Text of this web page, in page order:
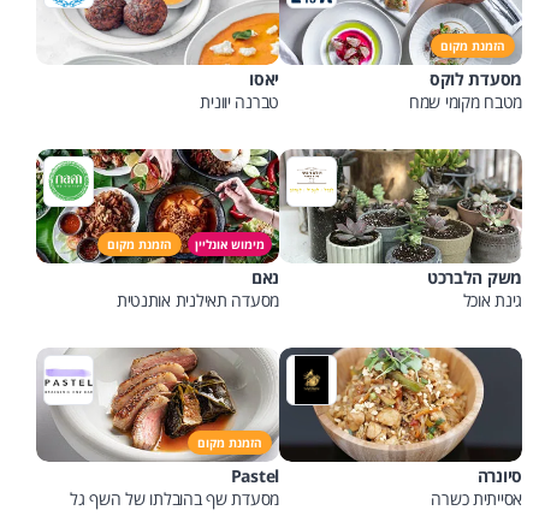
הזמנת מקום
מסעדת לוקס
מטבח מקומי שמח
יאסו
טברנה יוונית
משק הלברכט
גינת אוכל
מימוש אונליין הזמנת מקום
נאם
מסעדה תאילנית אותנטית
סיונרה
אסייתית כשרה
הזמנת מקום
Pastel
מסעדת שף בהובלתו של השף גל